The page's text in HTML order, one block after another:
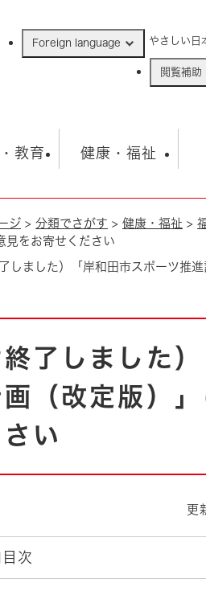
Foreign language やさしい日
閲覧補助
住民票・戸籍
保険・年金
住宅
おくやみ
地域コミュニティ・ボラン
国際交流
教育
子育て
健康・福祉
福祉・健康・生活
観光
歴史
市の
行財
ジ > 分類でさがす > 健康・福祉 >
見をお寄せください
了しました）「岸和田市スポーツ推
終了しました
（改定版）
い
更
次